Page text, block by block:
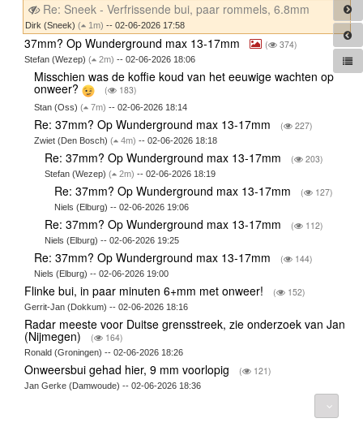
Re: Sneek - Verfrissende bui, paar rommels, 6.8mm
Dirk (Sneek) ( 1m) -- 02-06-2026 17:58
37mm? Op Wunderground max 13-17mm ( 374)
Stefan (Wezep) ( 2m) -- 02-06-2026 18:06
Misschien was de koffie koud van het eeuwige wachten op
onweer? ( 183)
Stan (Oss)( 7m) -- 02-06-2026 18:14
Re: 37mm? Op Wunderground max 13-17mm ( 227)
Zwiet (Den Bosch)( 4m) -- 02-06-2026 18:18
Re: 37mm? Op Wunderground max 13-17mm ( 203)
Stefan (Wezep) ( 2m) -- 02-06-2026 18:19
Re: 37mm? Op Wunderground max 13-17mm ( 127)
Niels (Elburg) -- 02-06-2026 19:06
Re: 37mm? Op Wunderground max 13-17mm ( 112)
Niels (Elburg) -- 02-06-2026 19:25
Re: 37mm? Op Wunderground max 13-17mm ( 144)
Niels (Elburg) -- 02-06-2026 19:00
Flinke bui, in paar minuten 6+mm met onweer! ( 152)
Gerrit-Jan (Dokkum) -- 02-06-2026 18:16
Radar meeste voor Duitse grensstreek, zie onderzoek van Jan
(Nijmegen) ( 164)
Ronald (Groningen) -- 02-06-2026 18:26
Onweersbui gehad hier, 9 mm voorlopig ( 121)
Jan Gerke (Damwoude) -- 02-06-2026 18:36